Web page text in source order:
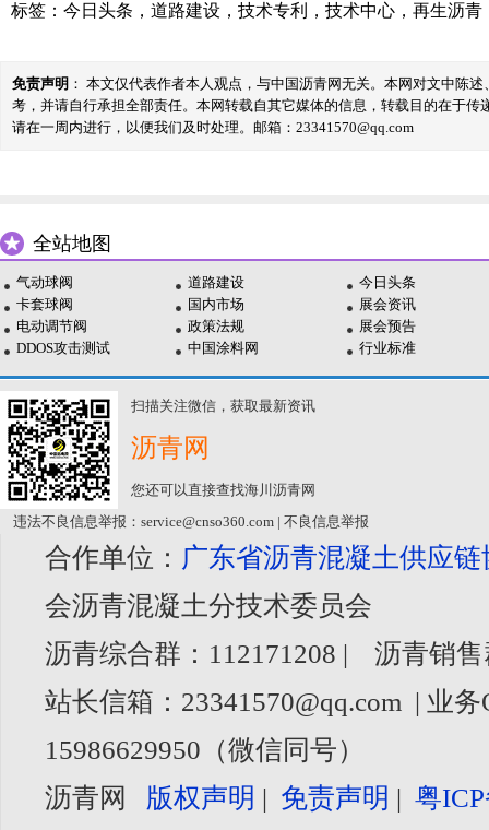
标签： 今日头条 ， 道路建设 ， 技术专利 ， 技术中心 ， 再生沥青
免责声明 ： 本文仅代表作者本人观点，与中国沥青网无关。本网对文中陈
考，并请自行承担全部责任。本网转载自其它媒体的信息，转载目的在于
请在一周内进行，以便我们及时处理。邮箱：23341570@qq.com
全站地图
气动球阀
卡套球阀
电动调节阀
DDOS攻击测试
道路建设
国内市场
政策法规
中国涂料网
今日头条
展会资讯
展会预告
行业标准
扫描关注微信，获取最新资讯
沥青网
您还可以直接查找海川沥青网
违法不良信息举报：service@cnso360.com | 不良信息举报
合作单位： 广东省沥青混凝土供应链
会沥青混凝土分技术委员会
沥青综合群：112171208 | 沥青销
站长信箱：23341570@qq.com | 业
15986629950（微信同号）
沥青网 版权声明 | 免责声明 | 粤